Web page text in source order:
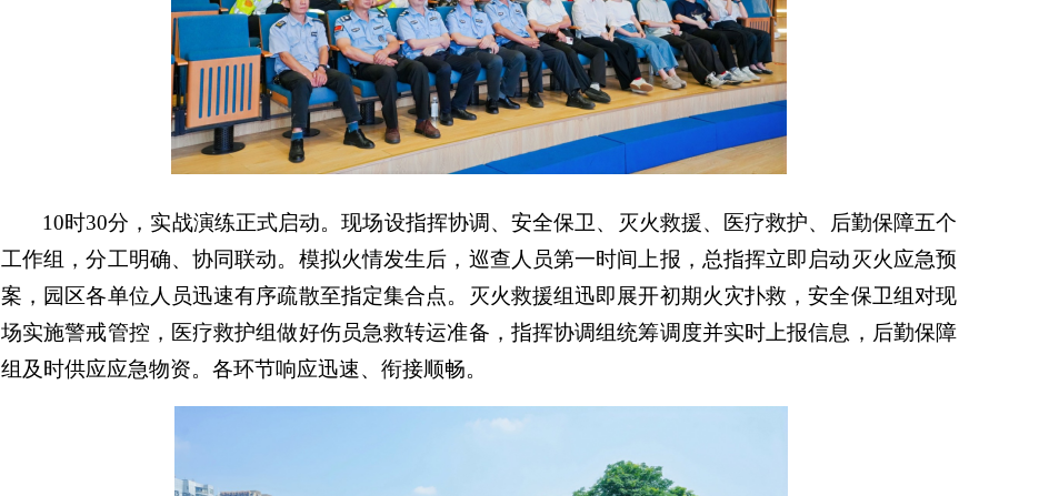
10时30分，实战演练正式启动。现场设指挥协调、安全保卫、灭火救援、医疗救护、后勤保障五个
工作组，分工明确、协同联动。模拟火情发生后，巡查人员第一时间上报，总指挥立即启动灭火应急预
案，园区各单位人员迅速有序疏散至指定集合点。灭火救援组迅即展开初期火灾扑救，安全保卫组对现
场实施警戒管控，医疗救护组做好伤员急救转运准备，指挥协调组统筹调度并实时上报信息，后勤保障
组及时供应应急物资。各环节响应迅速、衔接顺畅。